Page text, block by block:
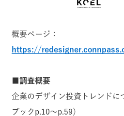
概要ページ：
https://
■調査概要
企業のデザイン投資トレンドに
ブックp.10〜p.59）